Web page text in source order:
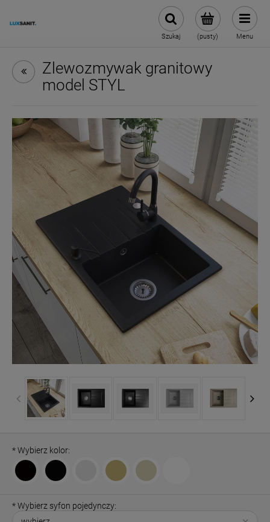
(pusty)
Szukaj Menu
Zlewozmywak granitowy
model STYL
*Wybierz kolor:
*Wybierz syfon pojedynczy: